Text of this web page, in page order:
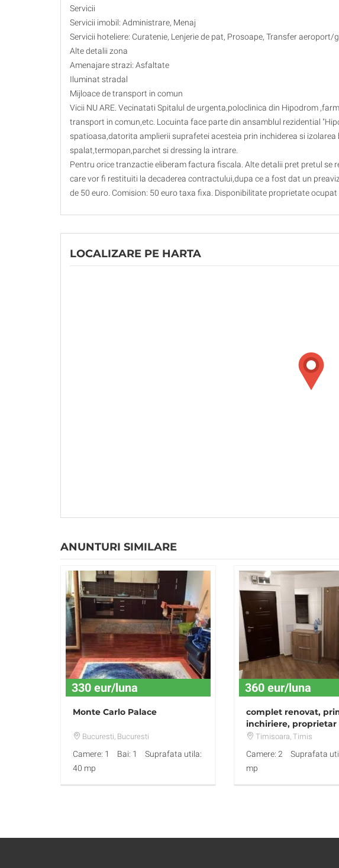
Servicii
Servicii imobil: Administrare, Menaj
Servicii hoteliere: Curatenie, Lenjerie de pat, Prosoape, Transfer aeroport/
Alte detalii zona
Amenajare strazi: Asfaltate
Iluminat stradal
Mijloace de transport in comun
Vicii NU ARE. Vecinatati Spitalul de urgenta,poloclinica din Hipodrom
transport in comun,etc. Locuinta face parte din ansamblul rezidential
spatioasa,datorita amplierii suprafetei acesteia prin inchiderea si
spalat,termopan,parchet si dressing la intrare.
Pentru orice tranzactie eliberam factura fiscala. Alte detalii pret pretul se
care vor fi restituiti la decaderea contractului,dupa ce a fost dat un
de 50 euro. Comision: 50 euro taxa fixa. Disponibilitate proprietate ocupat
LOCALIZARE PE HARTA
ANUNTURI SIMILARE
330 eur/luna
Monte Carlo Palace
Bucuresti, Bucuresti
Camere: 1 Bai: 1
Suprafata utila:
40 mp
360 eur/luna
complet renovat,
inchiriere, proprietar
Timisoara, Timis
Camere: 2
Suprafata
mp